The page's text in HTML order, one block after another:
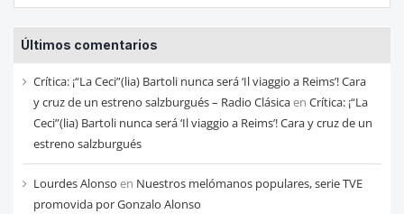
entradas
de
cada
mes
Últimos comentarios
Crítica: ¡“La Ceci”(lia) Bartoli nunca será ‘Il viaggio a Reims’! Cara
y cruz de un estreno salzburgués – Radio Clásicaen Crítica: ¡“La
Ceci”(lia) Bartoli nunca será ‘Il viaggio a Reims’! Cara y cruz de un
estreno salzburgués
Lourdes Alonso en Nuestros melómanos populares, serie TVE
promovida por Gonzalo Alonso